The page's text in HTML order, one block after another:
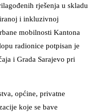
rješenja u skladu
i inkluzivnoj
mobilnosti Kantona
radionice potpisan je
i Grada Sarajevo pri
općine, privatne
koje se bave